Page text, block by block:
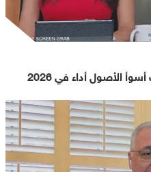
الأصول أداء في 2026